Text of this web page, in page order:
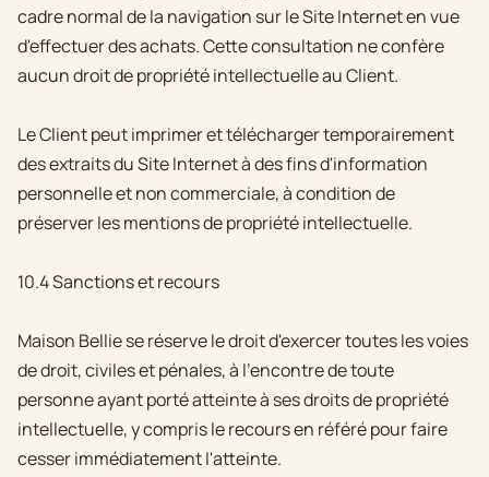
cadre normal de la navigation sur le Site Internet en vue
d'effectuer des achats. Cette consultation ne confère
aucun droit de propriété intellectuelle au Client.
Le Client peut imprimer et télécharger temporairement
des extraits du Site Internet à des fins d'information
personnelle et non commerciale, à condition de
préserver les mentions de propriété intellectuelle.
10.4 Sanctions et recours
Maison Bellie se réserve le droit d'exercer toutes les voies
de droit, civiles et pénales, à l'encontre de toute
personne ayant porté atteinte à ses droits de propriété
intellectuelle, y compris le recours en référé pour faire
cesser immédiatement l'atteinte.